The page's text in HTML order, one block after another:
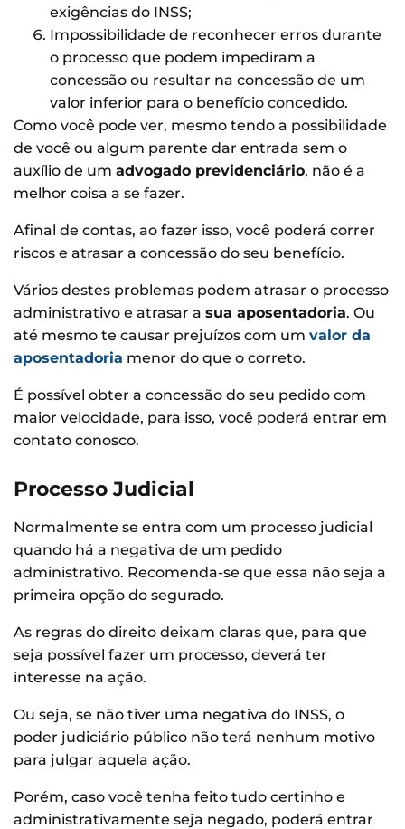
exigências do INSS;
Impossibilidade de reconhecer erros durante
o processo que podem impediram a
concessão ou resultar na concessão de um
valor inferior para o benefício concedido.
Como você pode ver, mesmo tendo a possibilidade
de você ou algum parente dar entrada sem o
auxílio de um advogado previdenciário, não é a
melhor coisa a se fazer.
Afinal de contas, ao fazer isso, você poderá correr
riscos e atrasar a concessão do seu benefício.
Vários destes problemas podem atrasar o processo
administrativo e atrasar a sua aposentadoria. Ou
até mesmo te causar prejuízos com um valor da
aposentadoria menor do que o correto.
É possível obter a concessão do seu pedido com
maior velocidade, para isso, você poderá entrar em
contato conosco.
Processo Judicial
Normalmente se entra com um processo judicial
quando há a negativa de um pedido
administrativo. Recomenda-se que essa não seja a
primeira opção do segurado.
As regras do direito deixam claras que, para que
seja possível fazer um processo, deverá ter
interesse na ação.
Ou seja, se não tiver uma negativa do INSS, o
poder judiciário público não terá nenhum motivo
para julgar aquela ação.
Porém, caso você tenha feito tudo certinho e
administrativamente seja negado, poderá entrar